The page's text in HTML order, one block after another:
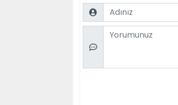
Name
Comment